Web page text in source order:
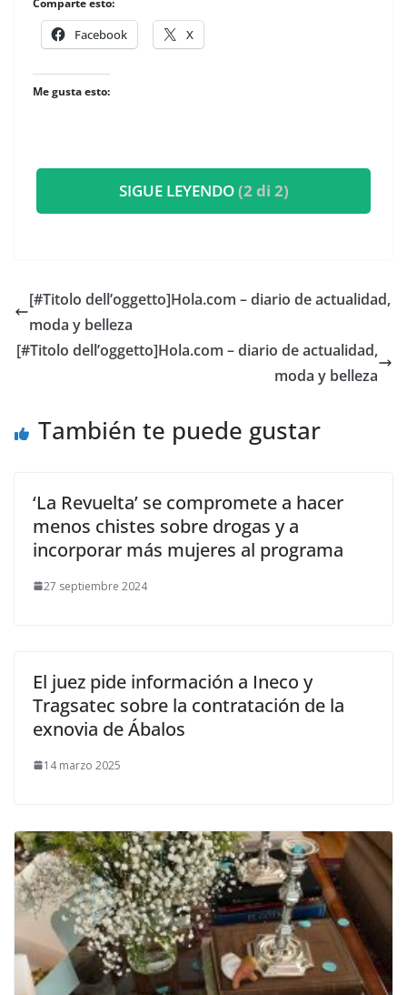
Facebook X
Me gusta esto:
SIGUE LEYENDO(2 di 2)
[#Titolo dell’oggetto]​Hola.com – diario de actualidad,
moda y belleza
[#Titolo dell’oggetto]​Hola.com – diario de actualidad,
moda y belleza
También te puede gustar
‘La Revuelta’ se compromete a hacer
menos chistes sobre drogas y a
incorporar más mujeres al programa
27 septiembre 2024
El juez pide información a Ineco y
Tragsatec sobre la contratación de la
exnovia de Ábalos
14 marzo 2025